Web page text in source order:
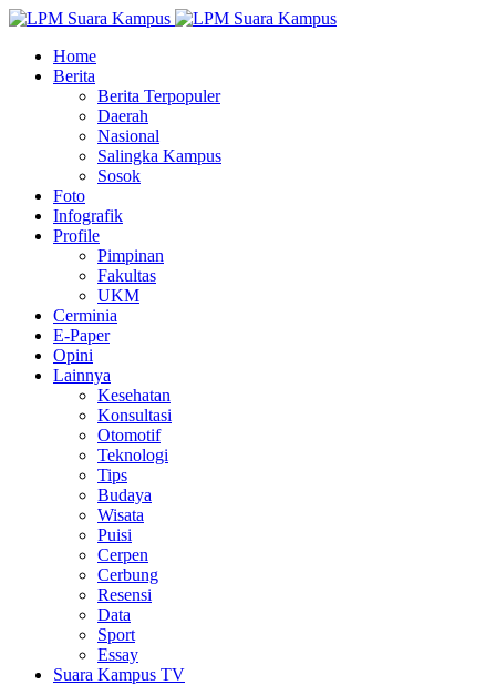
Home
Berita
Berita Terpopuler
Daerah
Nasional
Salingka Kampus
Sosok
Foto
Infografik
Profile
Pimpinan
Fakultas
UKM
Cerminia
E-Paper
Opini
Lainnya
Kesehatan
Konsultasi
Otomotif
Teknologi
Tips
Budaya
Wisata
Puisi
Cerpen
Cerbung
Resensi
Data
Sport
Essay
Suara Kampus TV